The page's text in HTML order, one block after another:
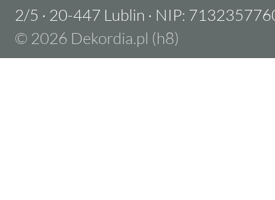
2/5 · 20-447 Lublin · NIP:
© 2026 Dekordia.pl (h8)